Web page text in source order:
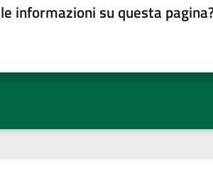
informazioni su questa